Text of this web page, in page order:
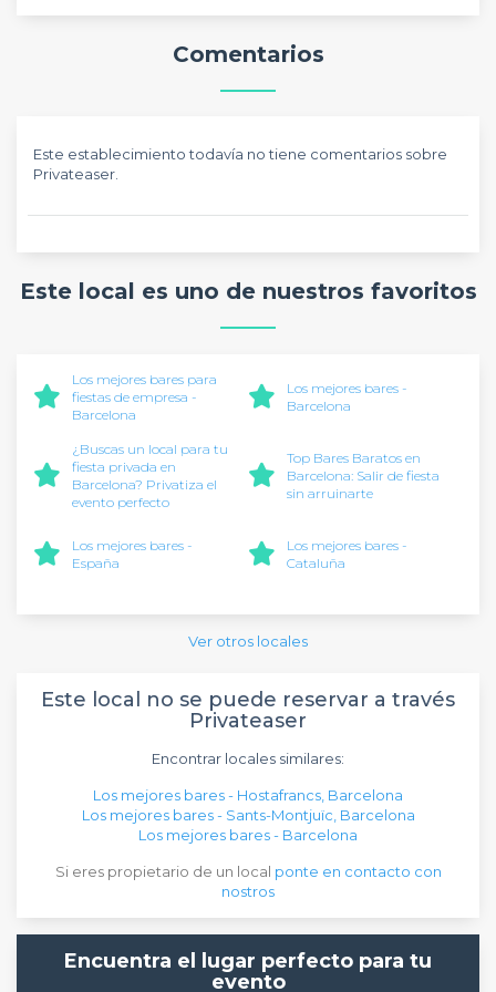
Comentarios
Este establecimiento todavía no tiene comentarios sobre
Privateaser.
Este local es uno de nuestros favoritos
Los mejores bares para
fiestas de empresa -
Barcelona
Los mejores bares -
Barcelona
¿Buscas un local para tu
fiesta privada en
Barcelona? Privatiza el
evento perfecto
Top Bares Baratos en
Barcelona: Salir de fiesta
sin arruinarte
Los mejores bares -
España
Los mejores bares -
Cataluña
Ver otros locales
Este local no se puede reservar a través
Privateaser
Encontrar locales similares:
Los mejores bares - Hostafrancs, Barcelona
Los mejores bares - Sants-Montjuïc, Barcelona
Los mejores bares - Barcelona
Si eres propietario de un local ponte en contacto con
nostros
Encuentra el lugar perfecto para tu
evento